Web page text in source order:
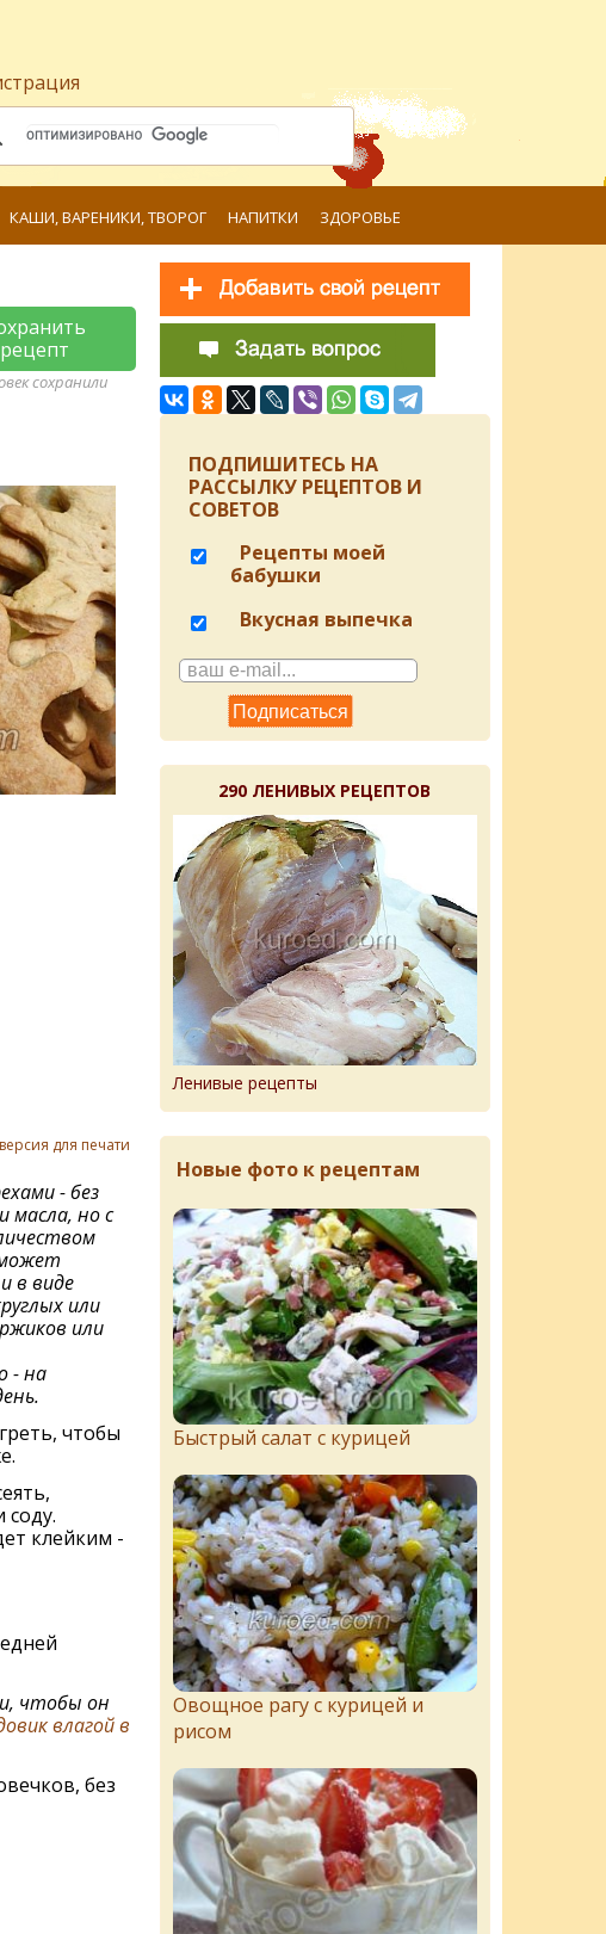
КАШИ, ВАРЕНИКИ, ТВОРОГ НАПИТКИ ЗДОРОВЬЕ
рецепт
сохранили
версия для печати
- без
масла, но с
в виде
или
или
- на
чтобы
клейким -
чтобы он
влагой в
без
ПОДПИШИТЕСЬ НА
РАССЫЛКУ РЕЦЕПТОВ И
СОВЕТОВ
Рецепты моей
бабушки
Вкусная выпечка
290 ЛЕНИВЫХ РЕЦЕПТОВ
Ленивые рецепты
Новые фото к рецептам
Быстрый салат с курицей
Овощное рагу с курицей и
рисом